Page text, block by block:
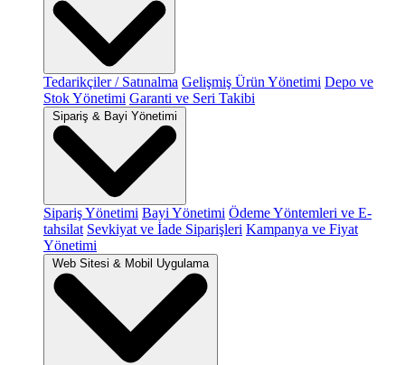
Tedarikçiler / Satınalma Gelişmiş Ürün Yönetimi Depo ve
Stok Yönetimi Garanti ve Seri Takibi
Sipariş & Bayi Yönetimi
Sipariş Yönetimi Bayi Yönetimi Ödeme Yöntemleri ve E-
tahsilat Sevkiyat ve İade Siparişleri Kampanya ve Fiyat
Yönetimi
Web Sitesi & Mobil Uygulama